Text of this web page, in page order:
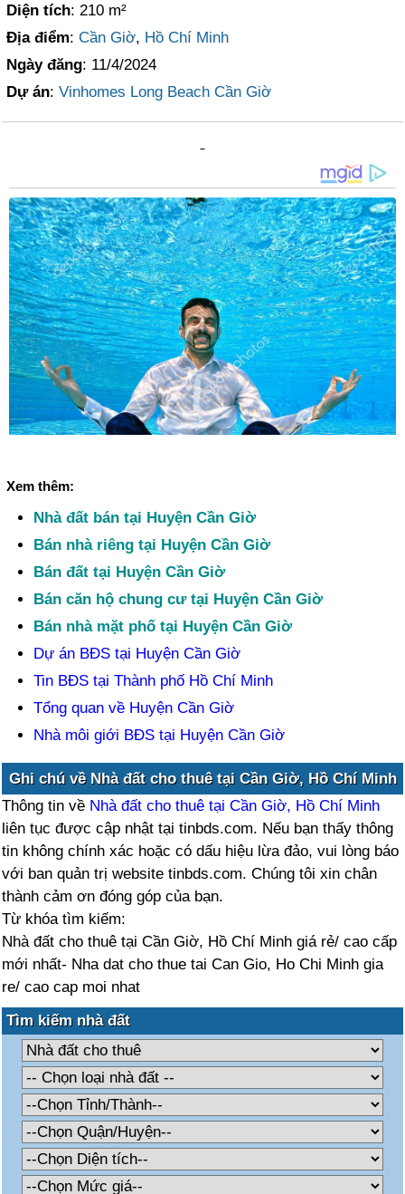
Diện tích: 210 m²
Địa điểm:Cần Giờ, Hồ Chí Minh
Ngày đăng: 11/4/2024
Dự án:Vinhomes Long Beach Cần Giờ
Xem thêm:
Nhà đất bán tại Huyện Cần Giờ
Bán nhà riêng tại Huyện Cần Giờ
Bán đất tại Huyện Cần Giờ
Bán căn hộ chung cư tại Huyện Cần Giờ
Bán nhà mặt phố tại Huyện Cần Giờ
Dự án BĐS tại Huyện Cần Giờ
Tin BĐS tại Thành phố Hồ Chí Minh
Tổng quan về Huyện Cần Giờ
Nhà môi giới BĐS tại Huyện Cần Giờ
Ghi chú về Nhà đất cho thuê tại Cần Giờ, Hồ Chí Minh
Thông tin về Nhà đất cho thuê tại Cần Giờ, Hồ Chí Minh
liên tục được cập nhật tại tinbds.com. Nếu bạn thấy thông
tin không chính xác hoặc có dấu hiệu lừa đảo, vui lòng báo
với ban quản trị website tinbds.com. Chúng tôi xin chân
thành cảm ơn đóng góp của bạn.
Từ khóa tìm kiếm:
Nhà đất cho thuê tại Cần Giờ, Hồ Chí Minh giá rẻ/ cao cấp
mới nhất- Nha dat cho thue tai Can Gio, Ho Chi Minh gia
re/ cao cap moi nhat
Tìm kiếm nhà đất